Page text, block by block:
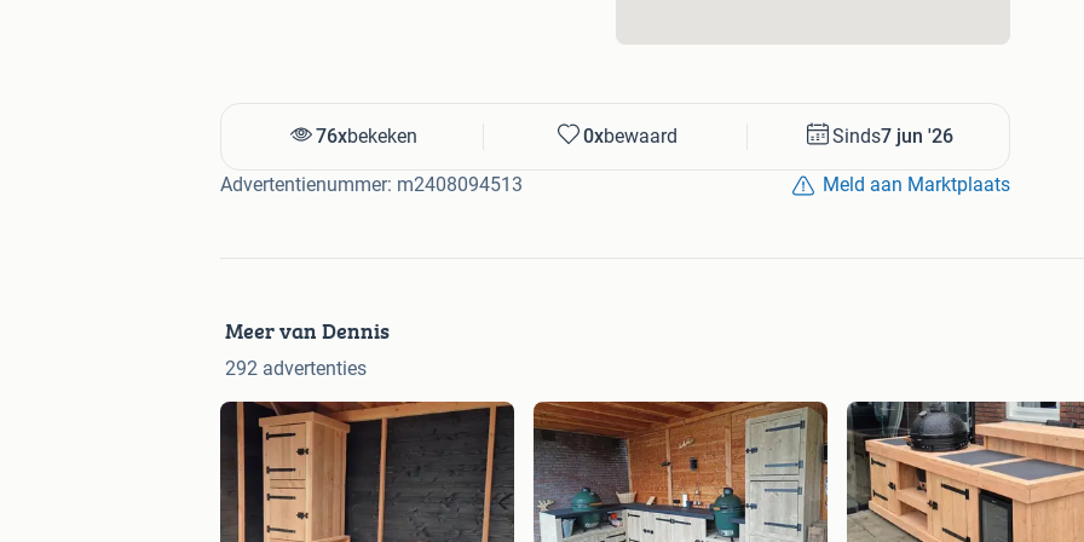
Wil je meer zien? Kijk dan bij ‘Advertenties van Dennis’ of kijk op creatiefsteigerhout . nl
76xbekeken 0xbewaard Sinds7 jun '26
Advertentienummer: m2408094513 Meld aan Marktplaats
Meer van Dennis
292 advertenties